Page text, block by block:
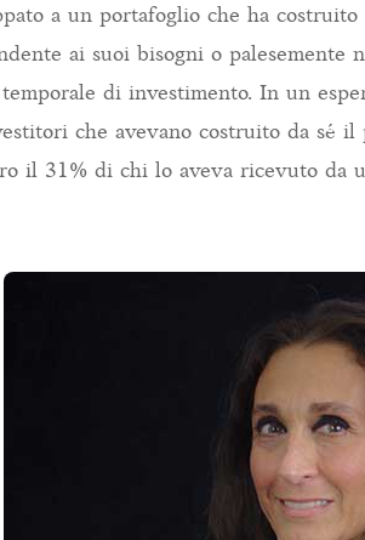
a un portafoglio che ha
ai suoi bisogni o palesemente
di investimento. In un
che avevano costruito da sé
il 31% di chi lo aveva ricevuto da